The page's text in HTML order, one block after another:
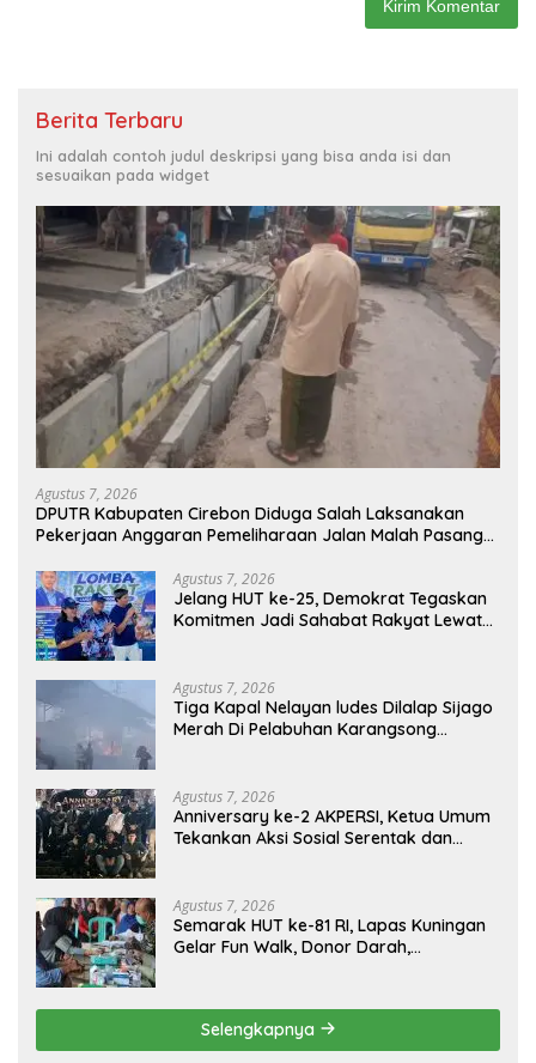
Berita Terbaru
Ini adalah contoh judul deskripsi yang bisa anda isi dan
sesuaikan pada widget
Agustus 7, 2026
DPUTR Kabupaten Cirebon Diduga Salah Laksanakan
Pekerjaan Anggaran Pemeliharaan Jalan Malah Pasang
Agustus 7, 2026
Jelang HUT ke-25, Demokrat Tegaskan
Komitmen Jadi Sahabat Rakyat Lewat
Agustus 7, 2026
Tiga Kapal Nelayan ludes Dilalap Sijago
Merah Di Pelabuhan Karangsong
Agustus 7, 2026
Anniversary ke-2 AKPERSI, Ketua Umum
Tekankan Aksi Sosial Serentak dan
Agustus 7, 2026
Semarak HUT ke-81 RI, Lapas Kuningan
Gelar Fun Walk, Donor Darah,
Selengkapnya